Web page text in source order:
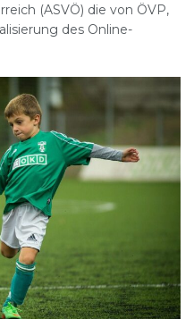
(ASVÖ) die von ÖVP,
des Online-